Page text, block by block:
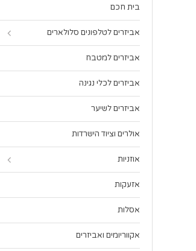
בית חכם
אביזרים לטלפונים סלולארים
אביזרים למטבח
אביזרים לכלי נגינה
אביזרים לשיער
אולרים וציוד הישרדות
אוזניות
אזעקות
אסלות
אקווריומים ואביזרים